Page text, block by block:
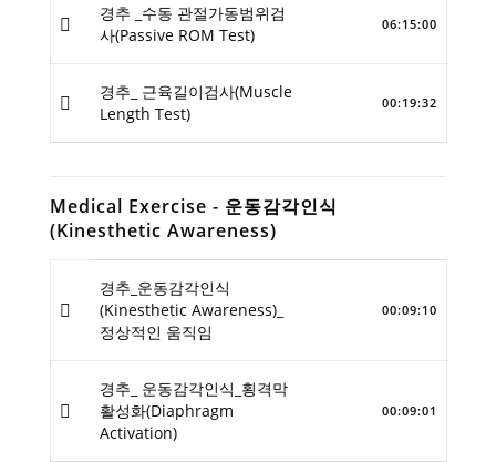
경추 _수동 관절가동범위검
사(Passive ROM Test)
06:15:00
경추_ 근육길이검사(Muscle
Length Test)
00:19:32
Medical Exercise - 운동감각인식
(Kinesthetic Awareness)
경추_운동감각인식
(Kinesthetic Awareness)_
정상적인 움직임
00:09:10
경추_ 운동감각인식_횡격막
활성화(Diaphragm
Activation)
00:09:01